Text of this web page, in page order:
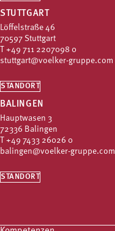
STUTTGART
Löffelstraße 46
70597 Stuttgart
+49 711 2207098 0
stuttgart@voelker-gruppe.com
STANDORT
BALINGEN
Hauptwasen 3
72336 Balingen
+49 7433 26026 0
balingen@voelker-gruppe.com
STANDORT